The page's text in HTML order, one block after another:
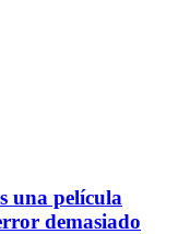
una película
demasiado